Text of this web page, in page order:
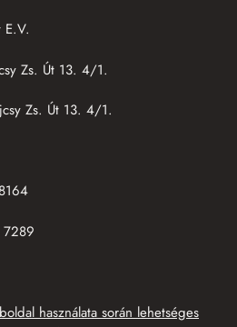
Zs. Út 13. 4/1.
Zs. Út 13. 4/1.
használata során lehetséges